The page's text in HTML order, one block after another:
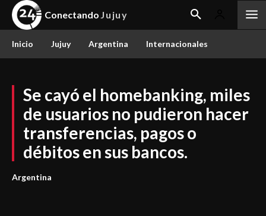
Conectando Jujuy
Inicio Jujuy Argentina Internacionales
Se cayó el homebanking, miles
de usuarios no pudieron hacer
transferencias, pagos o
débitos en sus bancos.
Argentina